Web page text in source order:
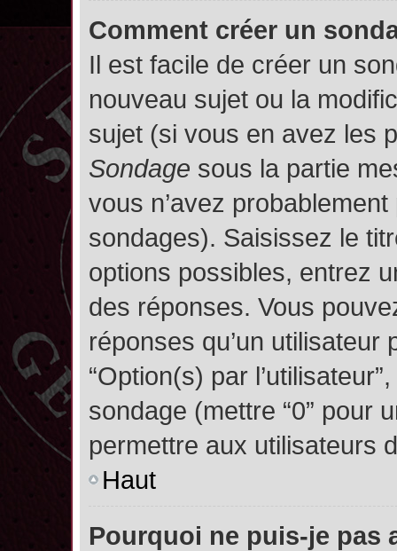
Comment créer un
Il est facile de créer un
nouveau sujet ou la
sujet (si vous en avez les
Sondage sous la partie
vous n’avez
sondages). Saisissez le
options possibles, entrez
des réponses. Vous
réponses qu’un
“Option(s) par
sondage (mettre “0” pour
permettre aux utilisateurs
Haut
Pourquoi ne puis-je pas